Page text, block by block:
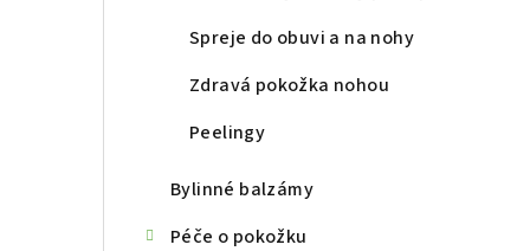
Spreje do obuvi a na nohy
Zdravá pokožka nohou
Peelingy
Bylinné balzámy
Péče o pokožku